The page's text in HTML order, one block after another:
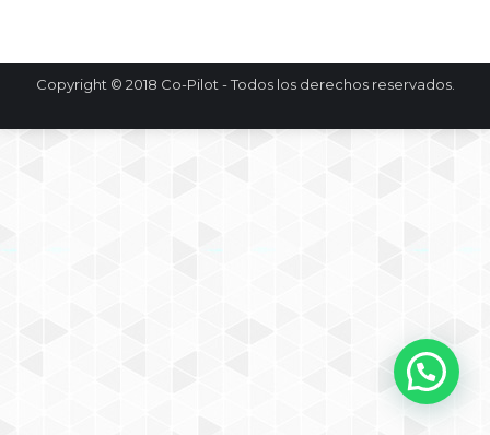
Copyright © 2018 Co-Pilot - Todos los derechos reservados.